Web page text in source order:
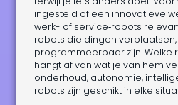
ingesteld of een innovatieve
werk- of service‑robots
robots die dingen
programmeerbaar zijn. Welke
hangt af van wat je van hem
onderhoud, autonomie,
robots zijn geschikt in elke